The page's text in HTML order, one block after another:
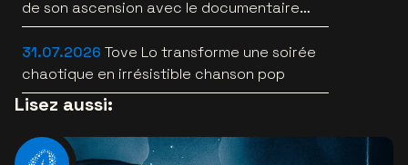
de son ascension avec le documentaire
WILD HEARTS [trailer]
31.07.2026 Tove Lo transforme une soirée
chaotique en irrésistible chanson pop
Lisez aussi: